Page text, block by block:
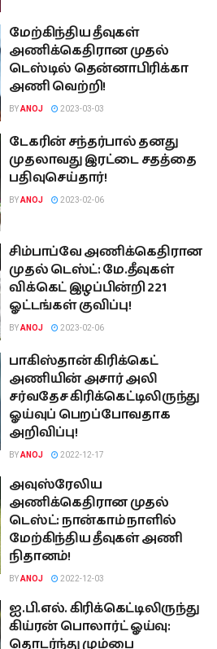
மேற்கிந்திய தீவுகள்
அணிக்கெதிரான முதல்
டெஸ்டில் தென்னாபிரிக்கா
அணி வெற்றி!
BYANOJ 2023-03-03
டேகரின் சந்தர்பால் தனது
முதலாவது இரட்டை சதத்தை
பதிவுசெய்தார்!
BYANOJ 2023-02-06
சிம்பாப்வே அணிக்கெதிரான
முதல் டெஸ்ட்: மே.தீவுகள்
விக்கெட் இழப்பின்றி 221
ஓட்டங்கள் குவிப்பு!
BYANOJ 2023-02-06
பாகிஸ்தான் கிரிக்கெட்
அணியின் அசார் அலி
சர்வதேச கிரிக்கெட்டிலிருந்து
ஓய்வுப் பெறப்போவதாக
அறிவிப்பு!
BYANOJ 2022-12-17
அவுஸ்ரேலிய
அணிக்கெதிரான முதல்
டெஸ்ட்: நான்காம் நாளில்
மேற்கிந்திய தீவுகள் அணி
நிதானம்!
BYANOJ 2022-12-03
ஐ.பி.எல். கிரிக்கெட்டிலிருந்து
கிய்ரன் பொலார்ட் ஓய்வு:
தொடர்ந்து மும்பை